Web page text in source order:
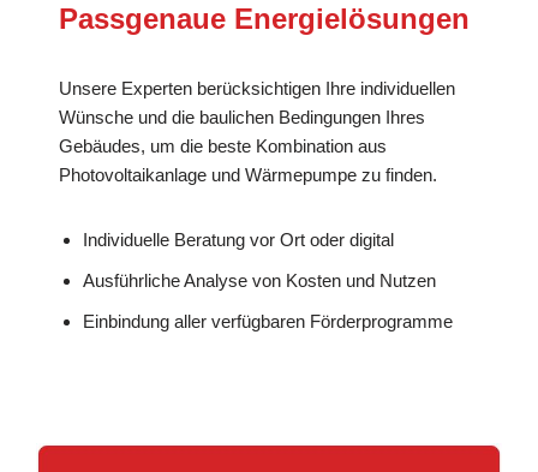
Passgenaue Energielösungen
Unsere Experten berücksichtigen Ihre individuellen
Wünsche und die baulichen Bedingungen Ihres
Gebäudes, um die beste Kombination aus
Photovoltaikanlage und Wärmepumpe zu finden.
Individuelle Beratung vor Ort oder digital
Ausführliche Analyse von Kosten und Nutzen
Einbindung aller verfügbaren Förderprogramme